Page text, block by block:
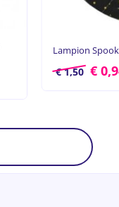
Lampion
€1,50 €